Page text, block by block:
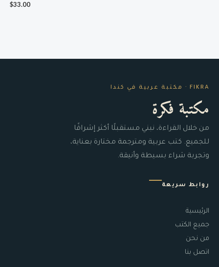
$33.00
FIKRA · مكتبة عربية في كندا
مكتبة فكرة
من خلال القراءة، نبني مستقبلًا أكثر إشراقًا
للجميع. كتب عربية ومترجمة مختارة بعناية،
وتجربة شراء بسيطة وأنيقة.
روابط سريعة
الرئيسية
جميع الكتب
من نحن
اتصل بنا